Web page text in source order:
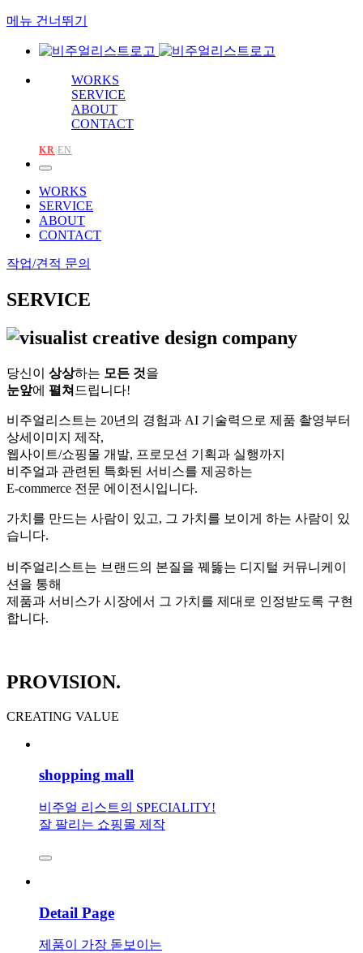
메뉴 건너뛰기
WORKS
SERVICE
ABOUT
CONTACT
KR EN
WORKS
SERVICE
ABOUT
CONTACT
작업/견적 문의
SERVICE
당신이 상상하는 모든 것을
눈앞에 펼쳐 드립니다!
비주얼리스트는 20년의 경험과 AI 기술력으로 제품 촬영부터
상세이미지 제작,
웹사이트/쇼핑몰 개발, 프로모션 기획과 실행까지
비주얼과 관련된 특화된 서비스를 제공하는
E-commerce 전문 에이전시 입니다.
가치를 만드는 사람이 있고, 그 가치를 보이게 하는 사람이 있
습니다.
비주얼리스트는 브랜드의 본질을 꿰뚫는 디지털 커뮤니케이
션을 통해
제품과 서비스가 시장에서 그 가치를 제대로 인정받도록 구현
합니다.
PROVISION.
CREATING VALUE
shopping mall
비주얼 리스트의 SPECIALITY!
잘 팔리는 쇼핑몰 제작
Detail Page
제품이 가장 돋보이는